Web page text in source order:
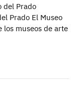
del Prado
Prado El Museo
los museos de arte